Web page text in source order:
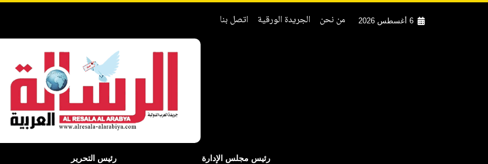
6 أغسطس 2026 من نحن الجريدة الورقية اتصل بنا
رئيس مجلس الإدارة رئيس التحرير